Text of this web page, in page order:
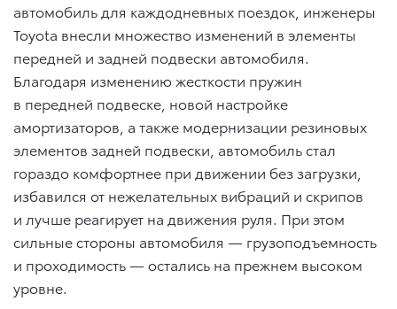
автомобиль для каждодневных поездок, инженеры
Toyota внесли множество изменений в элементы
передней и задней подвески автомобиля.
Благодаря изменению жесткости пружин
в передней подвеске, новой настройке
амортизаторов, а также модернизации резиновых
элементов задней подвески, автомобиль стал
гораздо комфортнее при движении без загрузки,
избавился от нежелательных вибраций и скрипов
и лучше реагирует на движения руля. При этом
сильные стороны автомобиля — грузоподъемность
и проходимость — остались на прежнем высоком
уровне.